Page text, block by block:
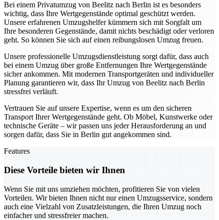
Bei einem Privatumzug von Beelitz nach Berlin ist es besonders
wichtig, dass Ihre Wertgegenstände optimal geschützt werden.
Unsere erfahrenen Umzugshelfer kümmern sich mit Sorgfalt um
Ihre besonderen Gegenstände, damit nichts beschädigt oder verloren
geht. So können Sie sich auf einen reibungslosen Umzug freuen.
Unsere professionelle Umzugsdienstleistung sorgt dafür, dass auch
bei einem Umzug über große Entfernungen Ihre Wertgegenstände
sicher ankommen. Mit modernen Transportgeräten und individueller
Planung garantieren wir, dass Ihr Umzug von Beelitz nach Berlin
stressfrei verläuft.
Vertrauen Sie auf unsere Expertise, wenn es um den sicheren
Transport Ihrer Wertgegenstände geht. Ob Möbel, Kunstwerke oder
technische Geräte – wir passen uns jeder Herausforderung an und
sorgen dafür, dass Sie in Berlin gut angekommen sind.
Features
Diese Vorteile bieten wir Ihnen
Wenn Sie mit uns umziehen möchten, profitieren Sie von vielen
Vorteilen. Wir bieten Ihnen nicht nur einen Umzugsservice, sondern
auch eine Vielzahl von Zusatzleistungen, die Ihren Umzug noch
einfacher und stressfreier machen.